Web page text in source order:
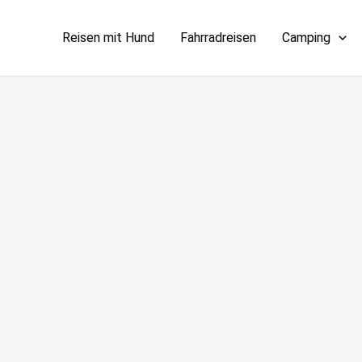
Reisen mit Hund Fahrradreisen Camping